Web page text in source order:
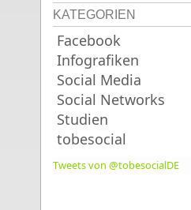
KATEGORIEN
Facebook
Infografiken
Social Media
Social Networks
Studien
tobesocial
Tweets von @tobesocialDE